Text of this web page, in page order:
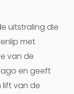
uitstraling die
met
van de
en geeft
lift van de